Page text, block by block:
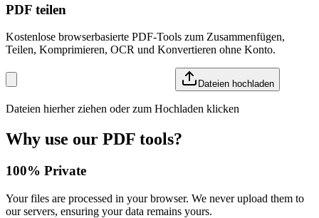
PDF teilen
Kostenlose browserbasierte PDF-Tools zum Zusammenfügen,
Teilen, Komprimieren, OCR und Konvertieren ohne Konto.
Dateien hochladen
Dateien hierher ziehen oder zum Hochladen klicken
Why use our PDF tools?
100% Private
Your files are processed in your browser. We never upload them to
our servers, ensuring your data remains yours.